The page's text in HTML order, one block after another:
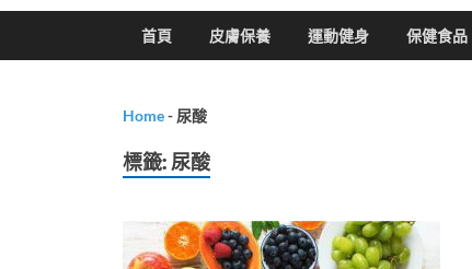
首頁 皮膚保養 運動健身 保健食品
Home- 尿酸
標籤: 尿酸